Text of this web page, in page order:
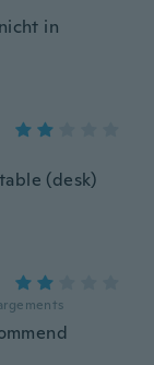
in
(desk)